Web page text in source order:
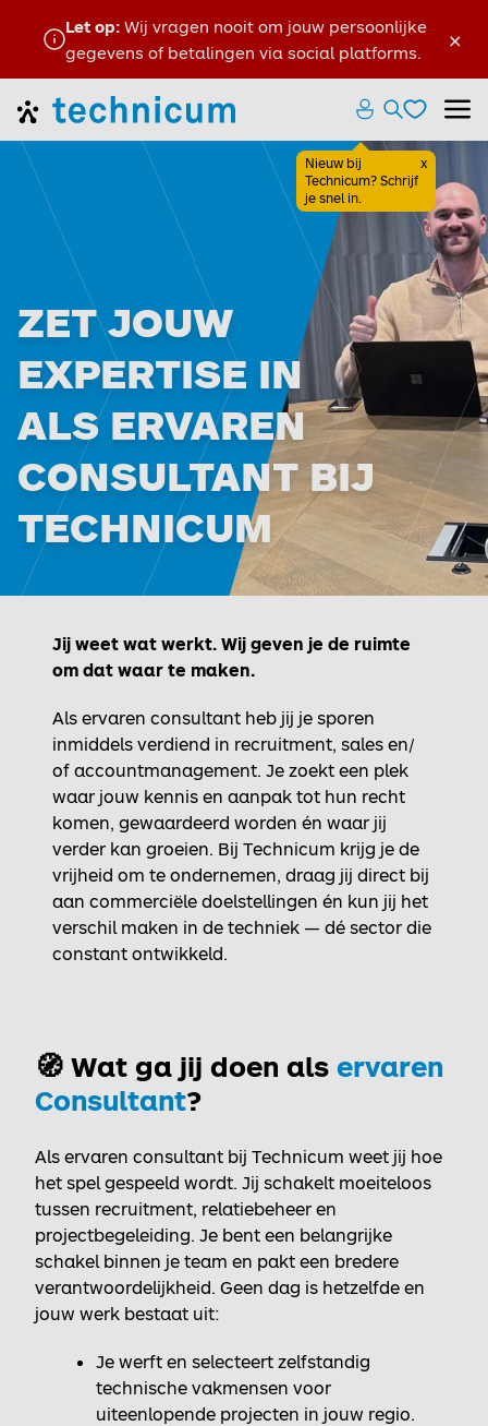
×
Let op: Wij vragen nooit om jouw persoonlijke
gegevens of betalingen via social platforms.
Home
Nieuw bij
Technicum? Schrijf
je snel in.
x
Sluiten
Zoeken
ZET JOUW
EXPERTISE IN
ALS ERVAREN
CONSULTANT BIJ
TECHNICUM
Jij weet wat werkt. Wij geven je de ruimte
om dat waar te maken.
Als ervaren consultant heb jij je sporen
inmiddels verdiend in recruitment, sales en/
of accountmanagement. Je zoekt een plek
waar jouw kennis en aanpak tot hun recht
komen, gewaardeerd worden én waar jij
verder kan groeien. Bij Technicum krijg je de
vrijheid om te ondernemen, draag jij direct bij
aan commerciële doelstellingen én kun jij het
verschil maken in de techniek — dé sector die
constant ontwikkeld.
🧭 Wat ga jij doen als ervaren
Consultant?
Als ervaren consultant bij Technicum weet jij hoe
het spel gespeeld wordt. Jij schakelt moeiteloos
tussen recruitment, relatiebeheer en
projectbegeleiding. Je bent een belangrijke
schakel binnen je team en pakt een bredere
verantwoordelijkheid. Geen dag is hetzelfde en
jouw werk bestaat uit:
Je werft en selecteert zelfstandig
technische vakmensen voor
uiteenlopende projecten in jouw regio.